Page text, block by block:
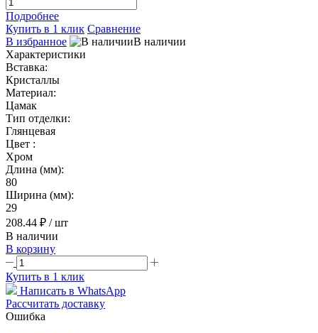
Подробнее
Купить в 1 клик Сравнение
В избранное
В наличии
Характеристики
Вставка:
Кристаллы
Материал:
Цамак
Тип отделки:
Глянцевая
Цвет :
Хром
Длина (мм):
80
Ширина (мм):
29
208.44 ₽ / шт
В наличии
В корзину
Купить в 1 клик
Написать в WhatsApp
Рассчитать доставку
Ошибка